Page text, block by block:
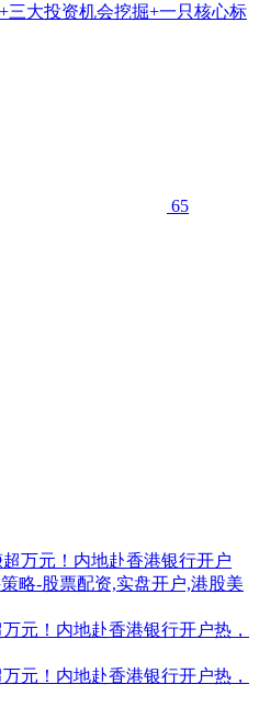
三大投资机会挖掘+一只核心标
65
元！内地赴香港银行开户热，
元！内地赴香港银行开户热，